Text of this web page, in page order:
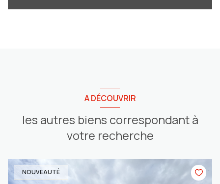
A DÉCOUVRIR
les autres biens correspondant à
votre recherche
NOUVEAUTÉ